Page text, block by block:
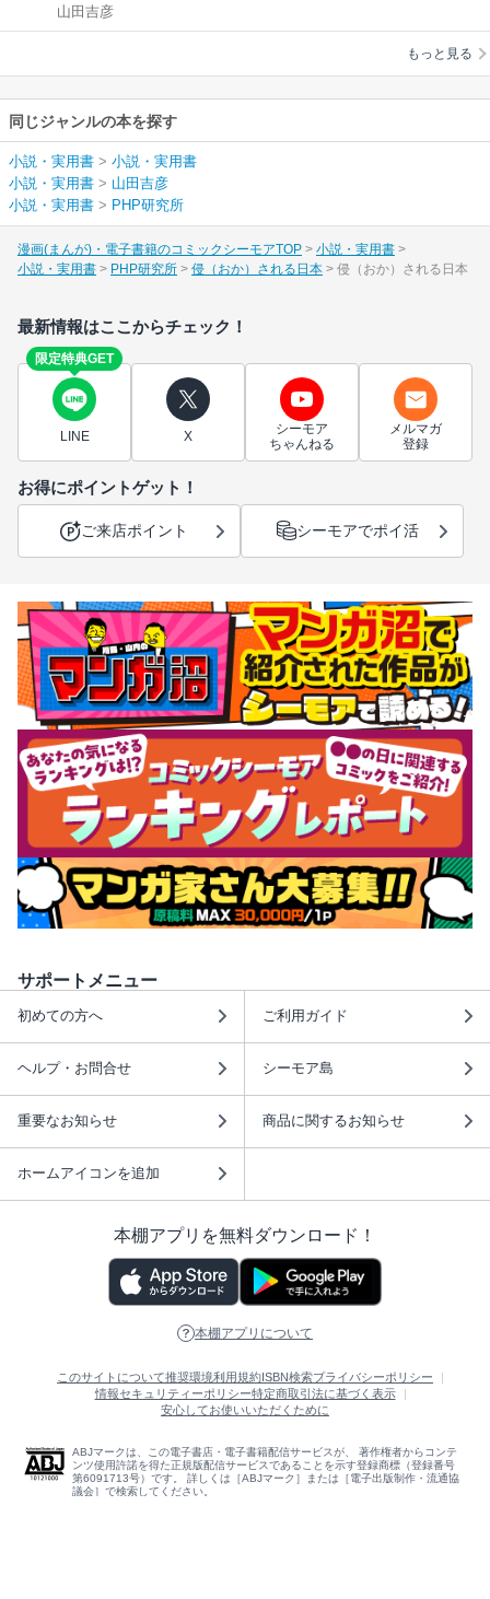
本
山田吉彦
もっと見る
同じジャンルの本を探す
小説・実用書 > 小説・実用書
小説・実用書 > 山田吉彦
小説・実用書 > PHP研究所
漫画(まんが)・電子書籍のコミックシーモアTOP
小説・実用書
小説・実用書
PHP研究所 侵（おか）される日本 侵（おか）される日本
最新情報はここからチェック！
限定特典GET
LINE X
シーモア
ちゃんねる
メルマガ
登録
お得にポイントゲット！
ご来店ポイント シーモアでポイ活
サポートメニュー
初めての方へ ご利用ガイド
ヘルプ・お問合せ シーモア島
重要なお知らせ 商品に関するお知らせ
ホームアイコンを追加
本棚アプリを無料ダウンロード！
本棚アプリについて
このサイトについて推奨環境利用規約ISBN検索プライバシーポリシー
情報セキュリティーポリシー特定商取引法に基づく表示
安心してお使いいただくために
ABJマークは、この電子書店・電子書籍配信サービスが、 著作権者からコンテ
ンツ使用許諾を得た正規版配信サービスであることを示す登録商標（登録番号
第6091713号）です。 詳しくは［ABJマーク］または［電子出版制作・流通協
議会］で検索してください。